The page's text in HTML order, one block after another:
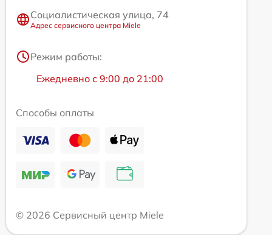
Социалистическая улица, 74
Адрес сервисного центра Miele
Режим работы:
Ежедневно с 9:00 до 21:00
Способы оплаты
© 2026 Сервисный центр Miele